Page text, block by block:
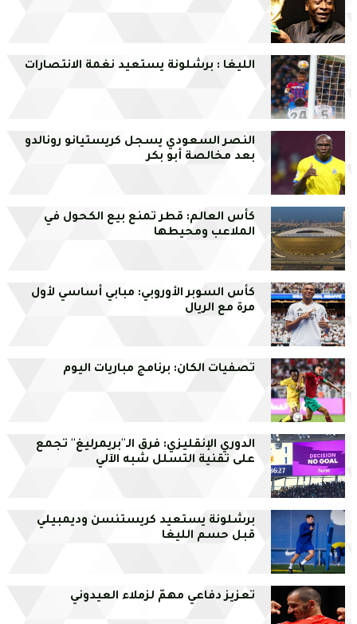
الليغا : برشلونة يستعيد نغمة الانتصارات
النصر السعودي يسجل كريستيانو رونالدو
بعد مخالصة أبو بكر
كأس العالم: قطر تمنع بيع الكحول في
الملاعب ومحيطها
كأس السوبر الأوروبي: مبابي أساسي لأول
مرة مع الريال
تصفيات الكان: برنامج مباريات اليوم
الدوري الإنقليزي: فرق الـ''بريمرليغ'' تجمع
على تقنية التسلل شبه الآلي
برشلونة يستعيد كريستنسن وديمبيلي
قبل حسم الليغا
تعزيز دفاعي مهمّ لزملاء العيدوني